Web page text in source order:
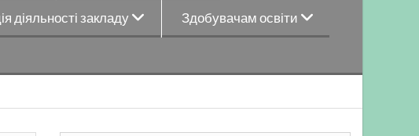
діяльності закладу Здобувачам освіти